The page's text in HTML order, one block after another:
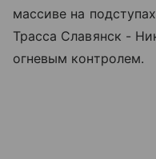
массиве на
Трасса Славянск -
огневым контролем.